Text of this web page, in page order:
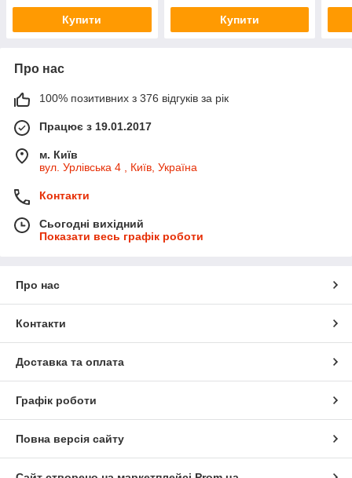
Купити Купити
Про нас
100% позитивних з 376 відгуків за рік
Працює з 19.01.2017
м. Київ
вул. Урлівська 4 , Київ, Україна
Контакти
Сьогодні вихідний
Показати весь графік роботи
Про нас
Контакти
Доставка та оплата
Графік роботи
Повна версія сайту